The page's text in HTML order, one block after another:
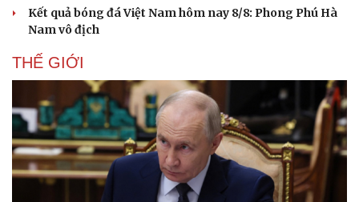
Kết quả bóng đá Việt Nam hôm nay 8/8: Phong Phú Hà
Nam vô địch
THẾ GIỚI